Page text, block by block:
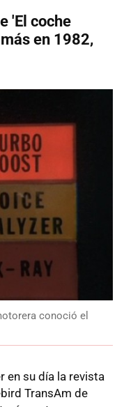
'El coche
en 1982,
conoció el
en su día la revista
TransAm de